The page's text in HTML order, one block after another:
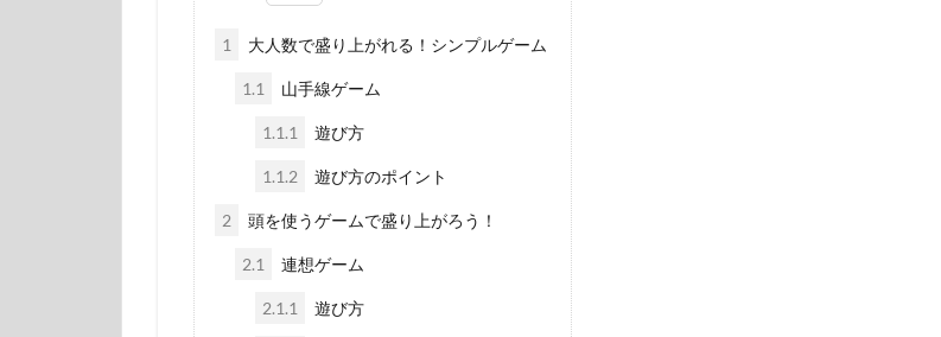
1 大人数で盛り上がれる！シンプルゲーム
1.1 山手線ゲーム
1.1.1 遊び方
1.1.2 遊び方のポイント
2 頭を使うゲームで盛り上がろう！
2.1 連想ゲーム
2.1.1 遊び方